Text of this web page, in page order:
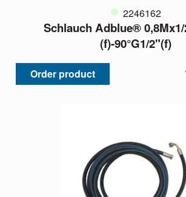
2246162
Schlauch Adblue®
(f)-90°G1/2"(f)
Order product